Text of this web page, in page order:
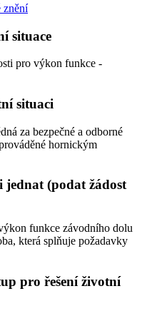
znění
situace
pro výkon funkce -
situaci
za bezpečné a odborné
hornickým
jednat (podat žádost
funkce závodního dolu
která splňuje požadavky
pro řešení životní